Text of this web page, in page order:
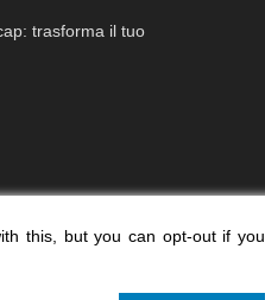
trasforma il tuo
this, but you can opt-out if you